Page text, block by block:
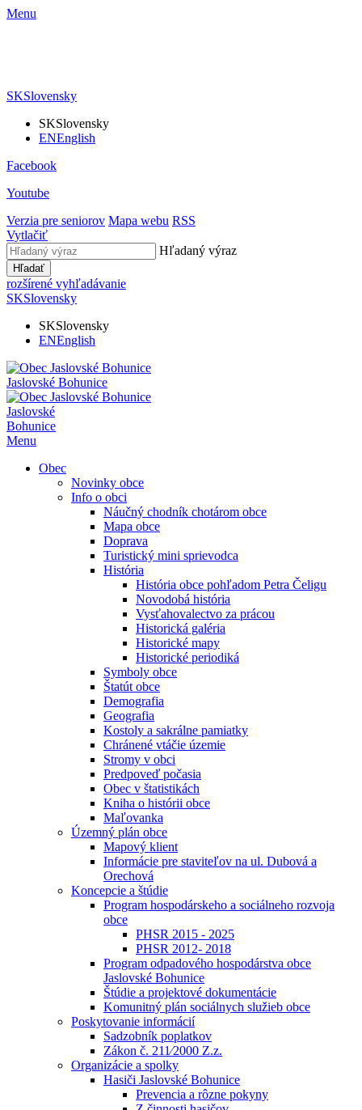
Menu
SKSlovensky
SKSlovensky
ENEnglish
Facebook
Youtube
Verzia pre seniorov Mapa webu RSS
Vytlačiť
Hľadaný výraz
Hľadať
rozšírené vyhľadávanie
SKSlovensky
SKSlovensky
ENEnglish
Jaslovské Bohunice
Jaslovské
Bohunice
Menu
Obec
Novinky obce
Info o obci
Náučný chodník chotárom obce
Mapa obce
Doprava
Turistický mini sprievodca
História
História obce pohľadom Petra Čeligu
Novodobá história
Vysťahovalectvo za prácou
Historická galéria
Historické mapy
Historické periodiká
Symboly obce
Štatút obce
Demografia
Geografia
Kostoly a sakrálne pamiatky
Chránené vtáčie územie
Stromy v obci
Predpoveď počasia
Obec v štatistikách
Kniha o histórii obce
Maľovanka
Územný plán obce
Mapový klient
Informácie pre staviteľov na ul. Dubová a
Orechová
Koncepcie a štúdie
Program hospodárskeho a sociálneho rozvoja
obce
PHSR 2015 - 2025
PHSR 2012- 2018
Program odpadového hospodárstva obce
Jaslovské Bohunice
Štúdie a projektové dokumentácie
Komunitný plán sociálnych služieb obce
Poskytovanie informácií
Sadzobník poplatkov
Zákon č. 211⁄2000 Z.z.
Organizácie a spolky
Hasiči Jaslovské Bohunice
Prevencia a rôzne pokyny